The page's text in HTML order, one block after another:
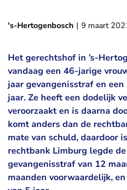
's-Hertogenbosch | 9 maart
Het gerechtshof in ’s-
vandaag een 46-jarige
jaar gevangenisstraf en
jaar. Ze heeft een dodelijk
veroorzaakt en is daarna
komt anders dan de
mate van schuld, daardoor
rechtbank Limburg legde
gevangenisstraf van 12
maanden voorwaardelijk,